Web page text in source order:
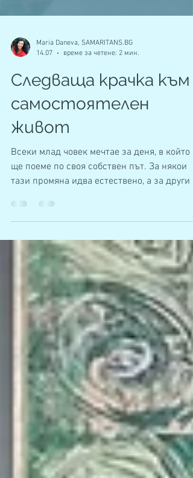
14.07
време за четене: 2 мин.
Следваща крачка към
самостоятелен
живот
Всеки млад човек мечтае за деня, в който
тази промяна идва естествено, а за други е
свързана с много повече неизвестност,
страхове и предизвикателства. В края на
юни, в "Наблюдавано жилище" - Стара
Загора посрещнахме млад човек, който
направи важната крачка от Център за
настаняване от семеен тип (ЦНСТ) към по-
независим живот. Това е преход, който
не само нов адрес, но и нови отговорности,
нови умения и ново начало. В НЖ младите